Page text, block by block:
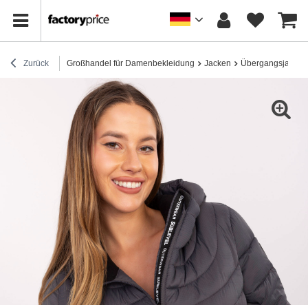
Zurück Großhandel für Damenbekleidung Jacken Übergangsjacken